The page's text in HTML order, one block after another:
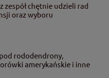
zespół chętnie udzieli rad
oraz wyboru
rododendrony
amerykańskie i inne